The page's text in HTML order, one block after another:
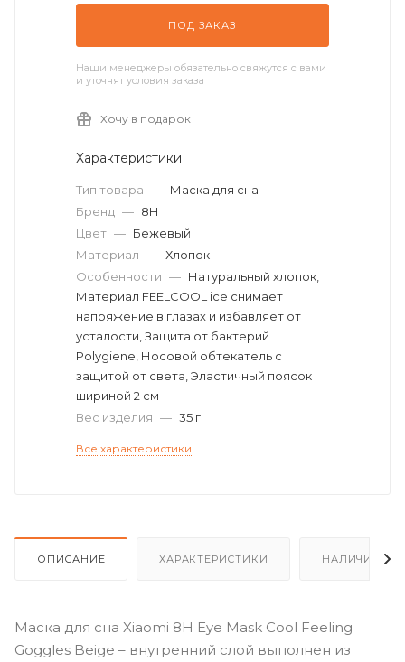
ПОД ЗАКАЗ
Наши менеджеры обязательно свяжутся с вами
и уточнят условия заказа
Хочу в подарок
Характеристики
Тип товара — Маска для сна
Бренд — 8H
Цвет — Бежевый
Материал — Хлопок
Особенности — Натуральный хлопок,
Материал FEELCOOL ice снимает
напряжение в глазах и избавляет от
усталости, Защита от бактерий
Polygiene, Носовой обтекатель с
защитой от света, Эластичный поясок
шириной 2 см
Вес изделия — 35 г
Все характеристики
ОПИСАНИЕ ХАРАКТЕРИСТИКИ НАЛИЧИЕ
Маска для сна Xiaomi 8H Eye Mask Cool Feeling
Goggles Beige – внутренний слой выполнен из